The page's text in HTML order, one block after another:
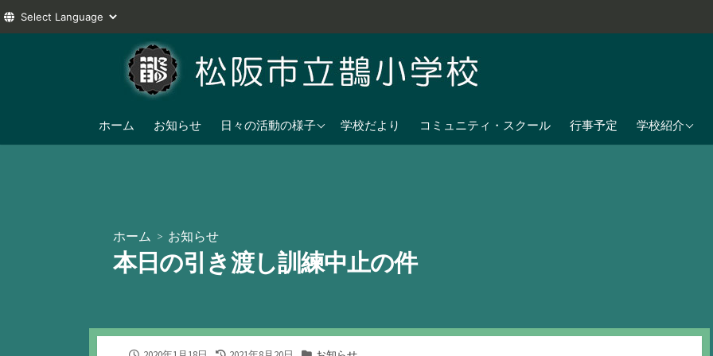
へ
ホーム お知らせ 日々の活動の様子
2025年度
学校だより コミュニティ・スクール 行事予定 学校紹介
学校教育目標
ホーム > お知らせ
本日の引き渡し訓練中止の件
公
最
カ